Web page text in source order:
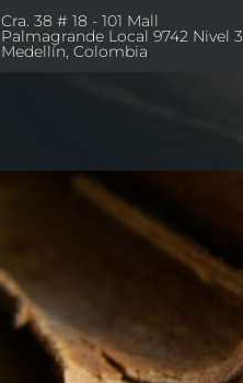
Cra. 38 # 18 - 101 Mall
Palmagrande Local 9742 Nivel 3
Medellín, Colombia